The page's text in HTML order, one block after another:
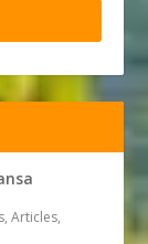
Articles,